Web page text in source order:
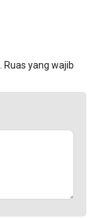
Ruas yang wajib